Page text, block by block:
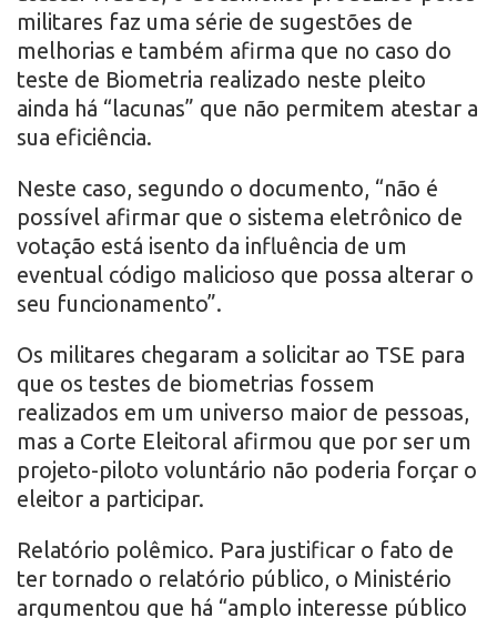
militares faz uma série de sugestões de
melhorias e também afirma que no caso do
teste de Biometria realizado neste pleito
ainda há “lacunas” que não permitem atestar a
sua eficiência.
Neste caso, segundo o documento, “não é
possível afirmar que o sistema eletrônico de
votação está isento da influência de um
eventual código malicioso que possa alterar o
seu funcionamento”.
Os militares chegaram a solicitar ao TSE para
que os testes de biometrias fossem
realizados em um universo maior de pessoas,
mas a Corte Eleitoral afirmou que por ser um
projeto-piloto voluntário não poderia forçar o
eleitor a participar.
Relatório polêmico. Para justificar o fato de
ter tornado o relatório público, o Ministério
argumentou que há “amplo interesse público